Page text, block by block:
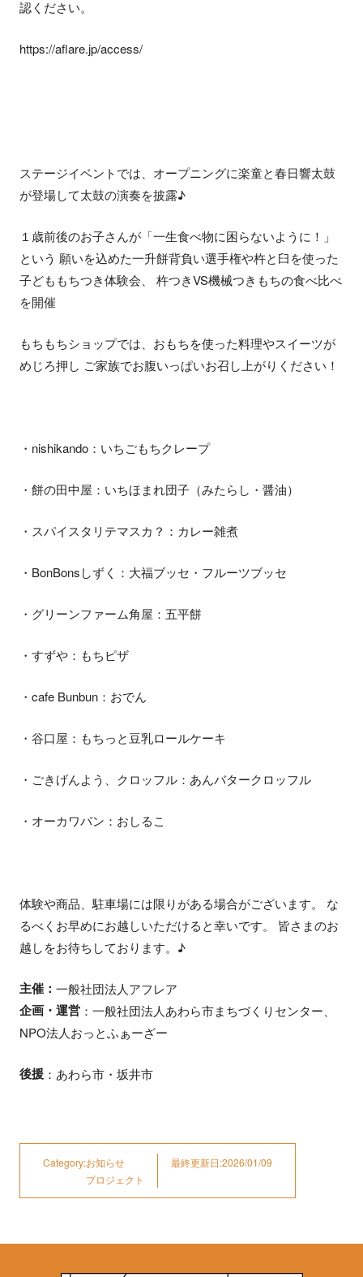
認ください。
https://aflare.jp/access/
ステージイベントでは、オープニングに楽童と春日響太鼓
が登場して太鼓の演奏を披露♪
１歳前後のお子さんが「一生食べ物に困らないように！」
という 願いを込めた一升餅背負い選手権や杵と臼を使った
子どももちつき体験会、 杵つきVS機械つきもちの食べ比べ
を開催
もちもちショップでは、おもちを使った料理やスイーツが
めじろ押し ご家族でお腹いっぱいお召し上がりください！
・nishikando：いちごもちクレープ
・餅の田中屋：いちほまれ団子（みたらし・醤油）
・スパイスタリテマスカ？：カレー雑煮
・BonBonsしずく：大福ブッセ・フルーツブッセ
・グリーンファーム角屋：五平餅
・すずや：もちピザ
・cafe Bunbun：おでん
・谷口屋：もちっと豆乳ロールケーキ
・ごきげんよう、クロッフル：あんバタークロッフル
・オーカワパン：おしるこ
体験や商品、駐車場には限りがある場合がございます。 な
るべくお早めにお越しいただけると幸いです。 皆さまのお
越しをお待ちしております。♪
主催： 一般社団法人アフレア
企画・運営 ：一般社団法人あわら市まちづくりセンター、
NPO法人おっとふぁーざー
後援 ：あわら市・坂井市
Category:お知らせ
プロジェクト
最終更新日:2026/01/09